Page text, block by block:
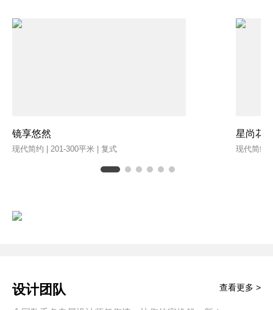
镜享悠然
现代简约 | 201-300平米 | 复式
星尚花
现代简约
设计团队 查看更多 >